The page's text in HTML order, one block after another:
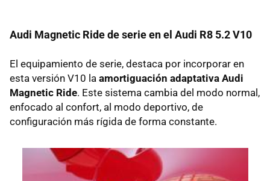
Audi Magnetic Ride de serie en el Audi R8 5.2 V10
El equipamiento de serie, destaca por incorporar en
esta versión V10 la amortiguación adaptativa Audi
Magnetic Ride. Este sistema cambia del modo normal,
enfocado al confort, al modo deportivo, de
configuración más rígida de forma constante.